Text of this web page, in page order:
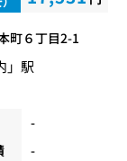
町６丁目2-1
」駅
-
-